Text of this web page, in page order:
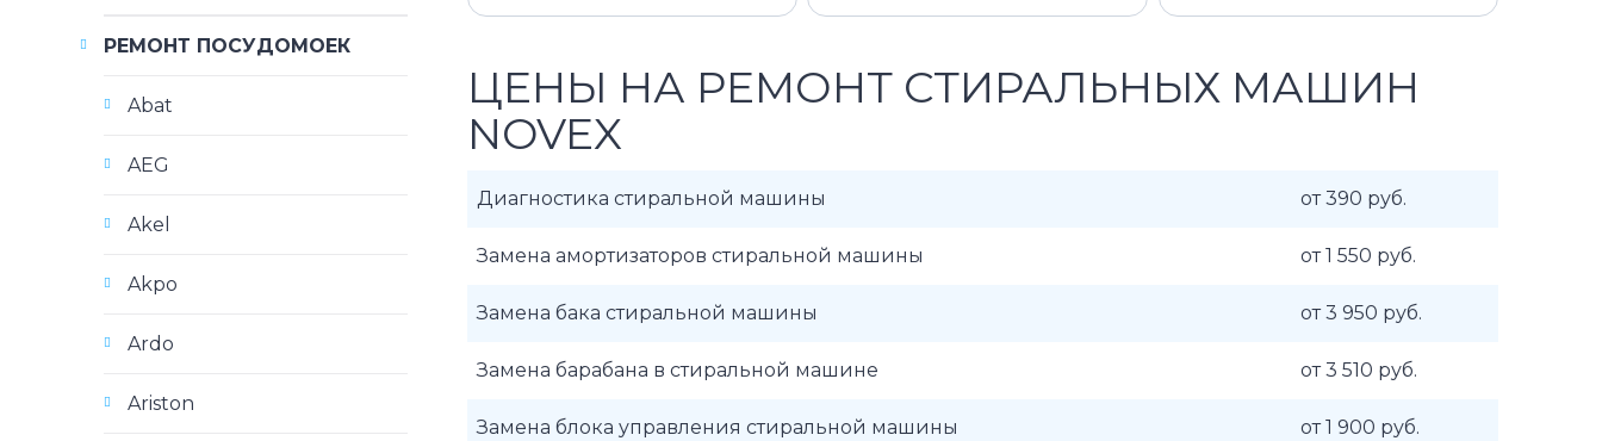
ЦЕНЫ НА РЕМОНТ СТИРАЛЬНЫХ МАШИН
NOVEX
Диагностика стиральной машины от 390 руб.
Замена амортизаторов стиральной машины от 1 550 руб.
Замена бака стиральной машины от 3 950 руб.
Замена барабана в стиральной машине от 3 510 руб.
Замена блока управления стиральной машины от 1 900 руб.
РЕМОНТ ПОСУДОМОЕК
Abat
AEG
Akel
Akpo
Ardo
Ariston